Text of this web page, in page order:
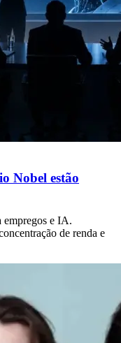
Nobel estão
empregos e IA.
de renda e